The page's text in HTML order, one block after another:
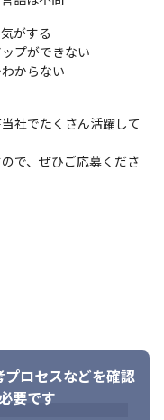
の場の都合で決めるも
のかを正しく理解した
極めていきます👀
ともせず、
寧に向き合う。
私たちのキャリアに対
がする
プができない
からない
社でたくさん活躍して
で、ぜひご応募くださ
プロセスなどを確認
要です